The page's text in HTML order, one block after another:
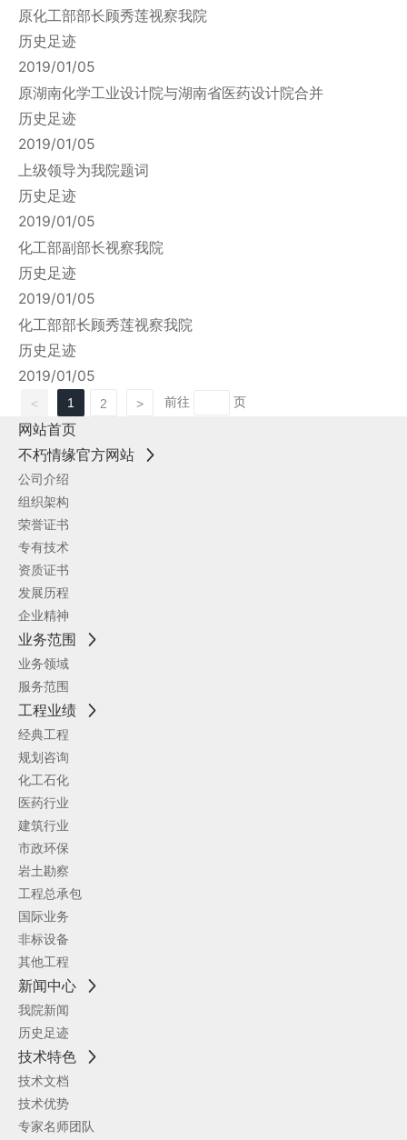
原化工部部长顾秀莲视察我院
历史足迹
2019/01/05
原湖南化学工业设计院与湖南省医药设计院合并
历史足迹
2019/01/05
上级领导为我院题词
历史足迹
2019/01/05
化工部副部长视察我院
历史足迹
2019/01/05
化工部部长顾秀莲视察我院
历史足迹
2019/01/05
< 1 2 > 前往 页
网站首页
不朽情缘官方网站
公司介绍
组织架构
荣誉证书
专有技术
资质证书
发展历程
企业精神
业务范围
业务领域
服务范围
工程业绩
经典工程
规划咨询
化工石化
医药行业
建筑行业
市政环保
岩土勘察
工程总承包
国际业务
非标设备
其他工程
新闻中心
我院新闻
历史足迹
技术特色
技术文档
技术优势
专家名师团队